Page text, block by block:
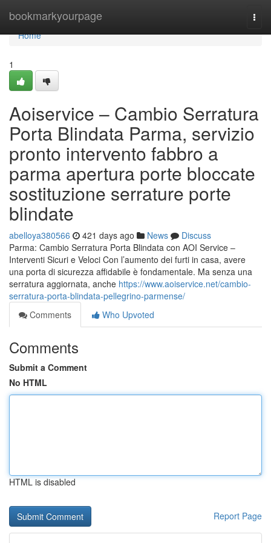
bookmarkyourpage
Home
Home
1
Aoiservice – Cambio Serratura
Porta Blindata Parma, servizio
pronto intervento fabbro a
parma apertura porte bloccate
sostituzione serrature porte
blindate
abelloya380566 421 days ago News
Discuss
Parma: Cambio Serratura Porta Blindata con AOI Service –
Interventi Sicuri e Veloci Con l’aumento dei furti in casa, avere
una porta di sicurezza affidabile è fondamentale. Ma senza una
serratura aggiornata, anche https://www.aoiservice.net/cambio-
serratura-porta-blindata-pellegrino-parmense/
Comments
Who Upvoted
Comments
Submit a Comment
No HTML
HTML is disabled
Report Page